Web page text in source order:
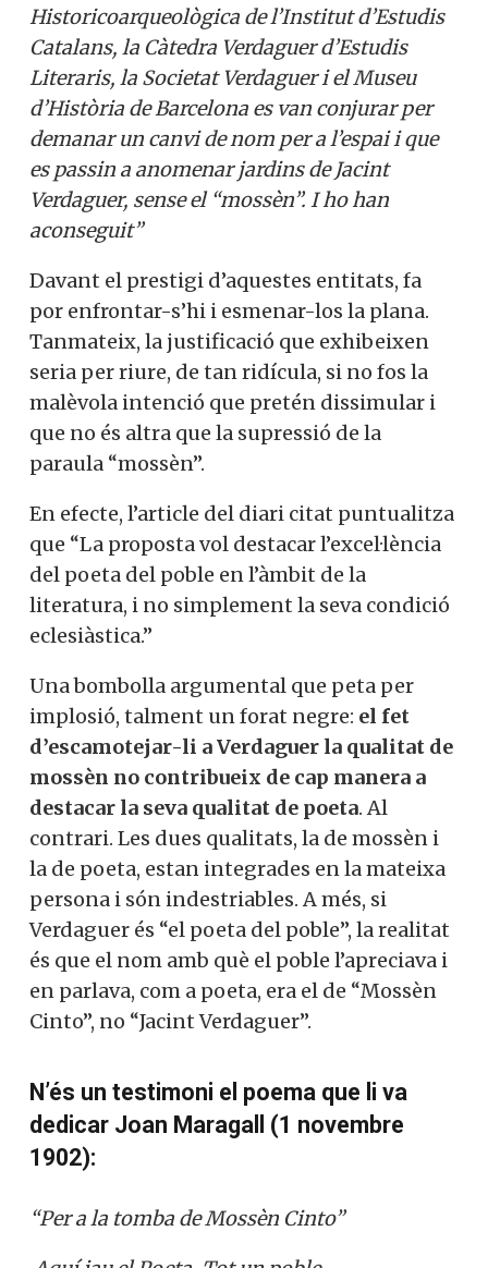
Historicoarqueològica de l’Institut d’Estudis
Catalans, la Càtedra Verdaguer d’Estudis
Literaris, la Societat Verdaguer i el Museu
d’Història de Barcelona es van conjurar per
demanar un canvi de nom per a l’espai i que
es passin a anomenar jardins de Jacint
Verdaguer, sense el “mossèn”. I ho han
aconseguit”
Davant el prestigi d’aquestes entitats, fa
por enfrontar-s’hi i esmenar-los la plana.
Tanmateix, la justificació que exhibeixen
seria per riure, de tan ridícula, si no fos la
malèvola intenció que pretén dissimular i
que no és altra que la supressió de la
paraula “mossèn”.
En efecte, l’article del diari citat puntualitza
que “La proposta vol destacar l’excel·lència
del poeta del poble en l’àmbit de la
literatura, i no simplement la seva condició
eclesiàstica.”
Una bombolla argumental que peta per
implosió, talment un forat negre: el fet
d’escamotejar-li a Verdaguer la qualitat de
mossèn no contribueix de cap manera a
destacar la seva qualitat de poeta. Al
contrari. Les dues qualitats, la de mossèn i
la de poeta, estan integrades en la mateixa
persona i són indestriables. A més, si
Verdaguer és “el poeta del poble”, la realitat
és que el nom amb què el poble l’apreciava i
en parlava, com a poeta, era el de “Mossèn
Cinto”, no “Jacint Verdaguer”.
N’és un testimoni el poema que li va
dedicar Joan Maragall (1 novembre
1902):
“Per a la tomba de Mossèn Cinto”